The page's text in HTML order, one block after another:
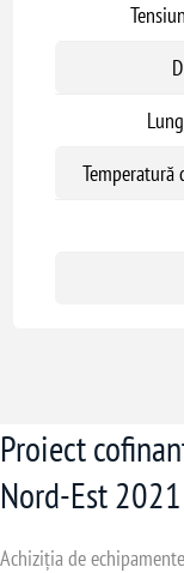
Temperatură
Proiect
Nord-Est
Achiziția de